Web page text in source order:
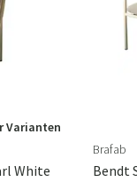
Varianten
White
Brafab
Bendt